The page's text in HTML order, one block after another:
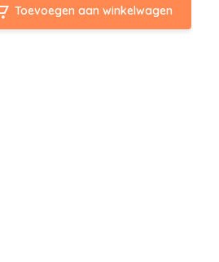
Toevoegen aan winkelwagen